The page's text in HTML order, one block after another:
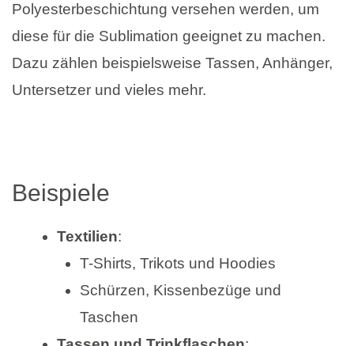
Polyesterbeschichtung versehen werden, um
diese für die Sublimation geeignet zu machen.
Dazu zählen beispielsweise Tassen, Anhänger,
Untersetzer und vieles mehr.
Beispiele
Textilien:
T-Shirts, Trikots und Hoodies
Schürzen, Kissenbezüge und
Taschen